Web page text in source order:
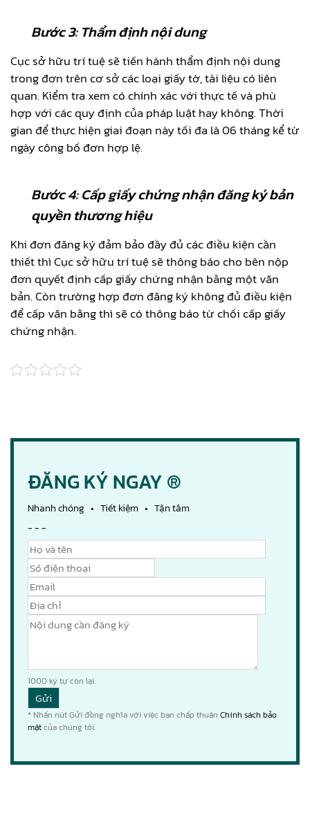
Bước 3: Thẩm định nội dung
Cục sở hữu trí tuệ sẽ tiến hành thẩm định nội dung
trong đơn trên cơ sở các loại giấy tờ, tài liệu có liên
quan. Kiểm tra xem có chính xác với thực tế và phù
hợp với các quy định của pháp luật hay không. Thời
gian để thực hiện giai đoạn này tối đa là 06 tháng kể từ
ngày công bố đơn hợp lệ.
Bước 4: Cấp giấy chứng nhận đăng ký bản
quyền thương hiệu
Khi đơn đăng ký đảm bảo đầy đủ các điều kiện cần
thiết thì Cục sở hữu trí tuệ sẽ thông báo cho bên nộp
đơn quyết định cấp giấy chứng nhận bằng một văn
bản. Còn trường hợp đơn đăng ký không đủ điều kiện
để cấp văn bằng thì sẽ có thông báo từ chối cấp giấy
chứng nhận.
ĐĂNG KÝ NGAY ®
Nhanh chóng • Tiết kiệm • Tận tâm
- - -
1000 ký tự còn lại.
* Nhấn nút Gửi đồng nghĩa với việc bạn chấp thuận Chính sách bảo
mậtcủa chúng tôi.